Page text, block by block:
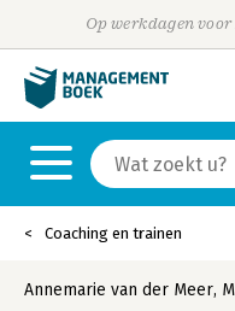
Op werkdagen
Coaching en trainen
Annemarie van der Meer,